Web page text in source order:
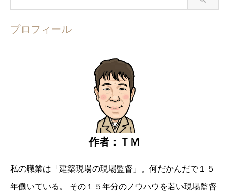
プロフィール
作者：ＴＭ
私の職業は「建築現場の現場監督」。 何だかんだで１５
年働いている。 その１５年分のノウハウを若い現場監督